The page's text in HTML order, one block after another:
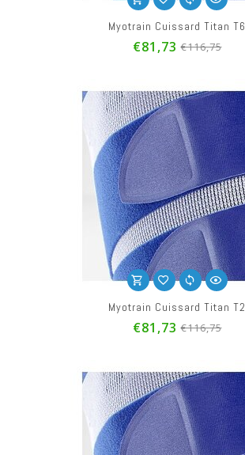
Myotrain Cuissard Titan T6
€81,73 €116,75
Myotrain Cuissard Titan T2
€81,73 €116,75